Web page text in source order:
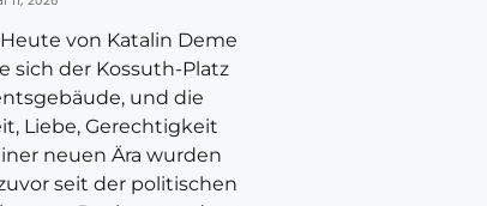
von Katalin Deme
sich der Kossuth-Platz
und die
Liebe, Gerechtigkeit
neuen Ära wurden
seit der politischen